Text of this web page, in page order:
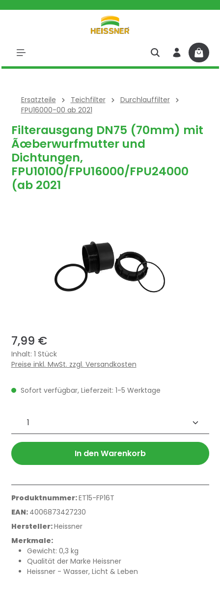
Ersatzteile Teichfilter
Durchlauffilter
FPU16000-00 ab 2021
Filterausgang DN75 (70mm) mit
Ãœberwurfmutter und
Dichtungen,
FPU10100/FPU16000/FPU24000
(ab 2021
7,99 €
Inhalt: 1 Stück
Preise inkl. MwSt. zzgl. Versandkosten
Sofort verfügbar, Lieferzeit: 1-5 Werktage
Produkt Anzahl: Gib den
In den Warenkorb
Produktnummer:ET15-FP16T
EAN: 4006873427230
Hersteller:Heissner
Merkmale:
Gewicht: 0,3 kg
Qualität der Marke Heissner
Heissner - Wasser, Licht & Leben